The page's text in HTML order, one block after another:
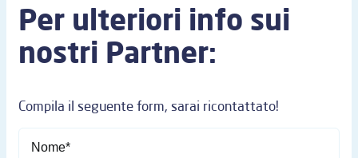
Per ulteriori info sui
nostri Partner:
Compila il seguente form, sarai ricontattato!